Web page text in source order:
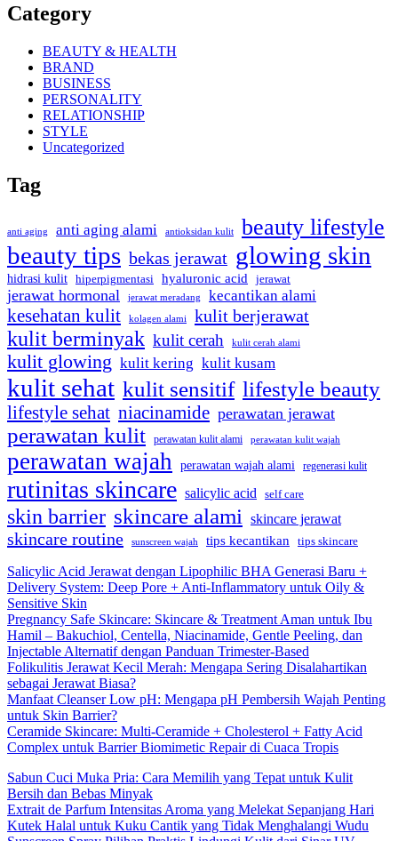
Category
BEAUTY & HEALTH
BRAND
BUSINESS
PERSONALITY
RELATIONSHIP
STYLE
Uncategorized
Tag
anti aging anti aging alami antioksidan kulit beauty lifestyle
beauty tips bekas jerawat glowing skin
hidrasi kulit hiperpigmentasi hyaluronic acid jerawat
jerawat hormonal jerawat meradang kecantikan alami
kesehatan kulit kolagen alami kulit berjerawat
kulit berminyak kulit cerah kulit cerah alami
kulit glowing kulit kering kulit kusam
kulit sehat kulit sensitif lifestyle beauty
lifestyle sehat niacinamide perawatan jerawat
perawatan kulit perawatan kulit alami perawatan kulit wajah
perawatan wajah perawatan wajah alami regenerasi kulit
rutinitas skincare salicylic acid self care
skin barrier skincare alami skincare jerawat
skincare routine sunscreen wajah tips kecantikan tips skincare
Salicylic Acid Jerawat dengan Lipophilic BHA Generasi Baru +
Delivery System: Deep Pore + Anti-Inflammatory untuk Oily &
Sensitive Skin
Pregnancy Safe Skincare: Skincare & Treatment Aman untuk Ibu
Hamil – Bakuchiol, Centella, Niacinamide, Gentle Peeling, dan
Injectable Alternatif dengan Panduan Trimester-Based
Folikulitis Jerawat Kecil Merah: Mengapa Sering Disalahartikan
sebagai Jerawat Biasa?
Manfaat Cleanser Low pH: Mengapa pH Pembersih Wajah Penting
untuk Skin Barrier?
Ceramide Skincare: Multi-Ceramide + Cholesterol + Fatty Acid
Complex untuk Barrier Biomimetic Repair di Cuaca Tropis
Sabun Cuci Muka Pria: Cara Memilih yang Tepat untuk Kulit
Bersih dan Bebas Minyak
Extrait de Parfum Intensitas Aroma yang Melekat Sepanjang Hari
Kutek Halal untuk Kuku Cantik yang Tidak Menghalangi Wudu